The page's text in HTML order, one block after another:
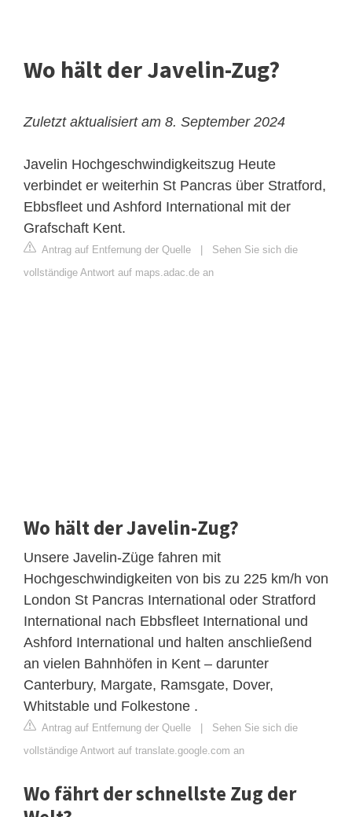
Wo hält der Javelin-Zug?
Zuletzt aktualisiert am 8. September 2024
Javelin Hochgeschwindigkeitszug Heute
verbindet er weiterhin St Pancras über Stratford,
Ebbsfleet und Ashford International mit der
Grafschaft Kent.
Antrag auf Entfernung der Quelle
Sehen Sie sich die
vollständige Antwort auf maps.adac.de an
Wo hält der Javelin-Zug?
Unsere Javelin-Züge fahren mit
Hochgeschwindigkeiten von bis zu 225 km/h von
London St Pancras International oder Stratford
International nach Ebbsfleet International und
Ashford International und halten anschließend
an vielen Bahnhöfen in Kent – ​​darunter
Canterbury, Margate, Ramsgate, Dover,
Whitstable und Folkestone .
Antrag auf Entfernung der Quelle
Sehen Sie sich die
vollständige Antwort auf translate.google.com an
Wo fährt der schnellste Zug der